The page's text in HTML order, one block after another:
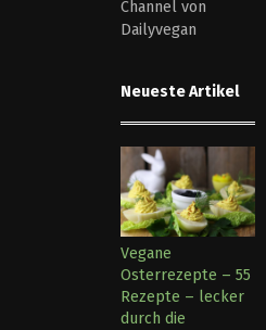
Channel von
Dailyvegan
Neueste Artikel
Vegane
Osterrezepte – 55
Rezepte – lecker
durch die